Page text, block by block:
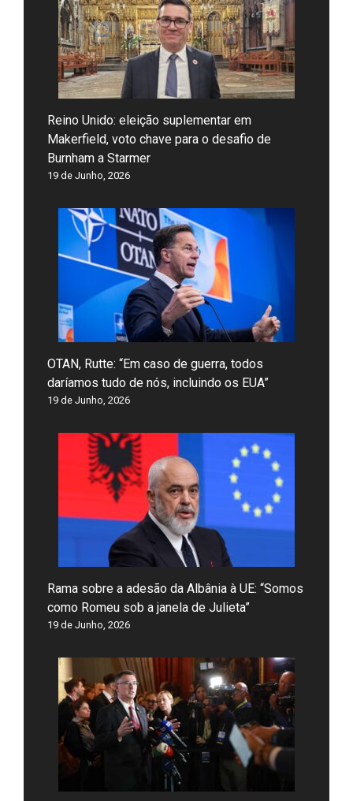
Reino Unido: eleição suplementar em
Makerfield, voto chave para o desafio de
Burnham a Starmer
19 de Junho, 2026
OTAN, Rutte: “Em caso de guerra, todos
daríamos tudo de nós, incluindo os EUA”
19 de Junho, 2026
Rama sobre a adesão da Albânia à UE: “Somos
como Romeu sob a janela de Julieta”
19 de Junho, 2026